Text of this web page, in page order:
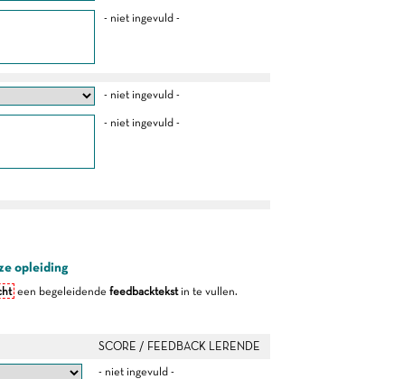
- niet ingevuld -
- niet ingevuld -
- niet ingevuld -
opleiding
een begeleidende feedbacktekstin te vullen.
SCORE / FEEDBACK LERENDE
- niet ingevuld -